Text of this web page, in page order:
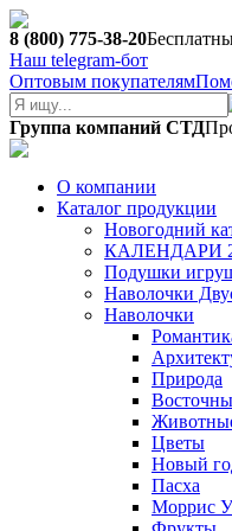
8 (800) 775-38-20
Наш telegram-бот
Оптовым покупателям
Группа компаний СТД
О компании
Каталог продукции
Новогодний
КАЛЕНДАРИ
Подушки
Наволочки
Наволочки
Природа
Цветы
Новый
Пасха
Моррис У